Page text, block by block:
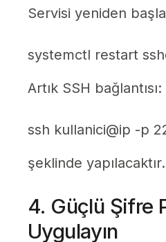
Servisi yeniden
systemctl restart
Artık SSH bağlantısı:
ssh kullanici@ip -p
şeklinde yapılacaktır.
4. Güçlü Şifre
Uygulayın